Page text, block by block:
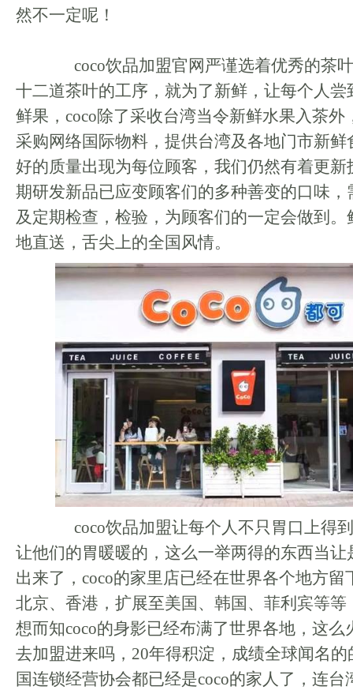
然不一定呢！
coco饮品加盟官网严谨选着优秀的茶
十二道茶叶的工序，就为了新鲜，让每个人尝
鲜果，coco除了采收台湾当令新鲜水果入茶外
采购网络国际物料，提供台湾及各地门市新
好的质量出现为每位顾客，我们仍然有着更新
期研发新品已应变顾客们的多种善变的口味，
及定期检查，检验，为顾客们的一定会做到
地直送，舌尖上的全国风情。
coco饮品加盟让每个人不只胃口上得
让他们的胃暖暖的，这么一举两得的东西当让
出来了，coco的家里店已经在世界各个地方留
北京、香港，扩展至美国、韩国、菲利宾等等
想而知coco的身影已经布满了世界各地，这么
去加盟进来吗，20年得积淀，成绩全球闻名
国连锁经营协会都已经是coco的家人了，连